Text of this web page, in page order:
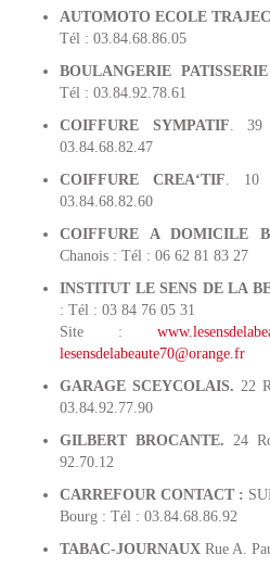
AUTO­MOTO­ ECOLE
Tél : 03.84.68.86.05
BOULANGERIE
Tél : 03.84.92.78.61
COIFFURE SYMPATIF. 39
03.84.68.82.47
COIFFURE CREA‘TIF. 10
03.84.68.82.60
COIFFURE A DOMICILE
Chanois : Tél : 06 62 81 83 27
INSTITUT LE SENS DE LA
: Tél : 03 84 76 05 31
Site :
lesensdelabeaute70@orange.fr
GARAGE SCEYCOLAIS. 22
03.84.92.77.90
GILBERT BROCANTE. 24
92.70.12
CARREFOUR CONTACT :
Bourg : Tél : 03.84.68.86.92
TABAC-JOURNAUX Rue A.